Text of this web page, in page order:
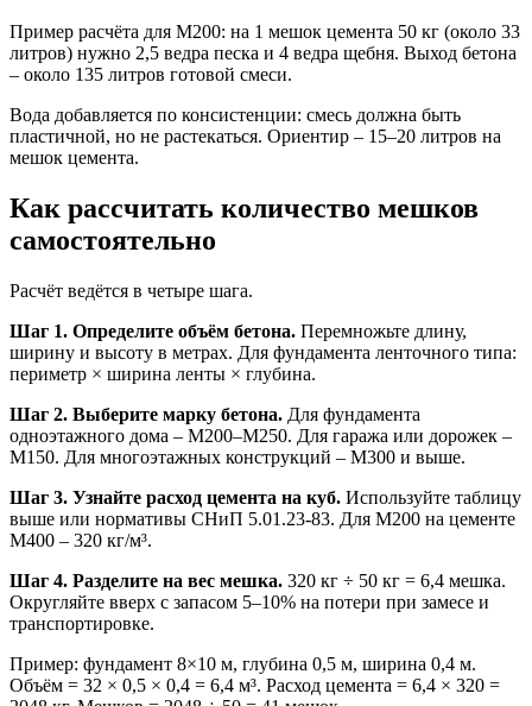
Пример расчёта для М200: на 1 мешок цемента 50 кг (около 33
литров) нужно 2,5 ведра песка и 4 ведра щебня. Выход бетона
– около 135 литров готовой смеси.
Вода добавляется по консистенции: смесь должна быть
пластичной, но не растекаться. Ориентир – 15–20 литров на
мешок цемента.
Как рассчитать количество мешков
самостоятельно
Расчёт ведётся в четыре шага.
Шаг 1. Определите объём бетона. Перемножьте длину,
ширину и высоту в метрах. Для фундамента ленточного типа:
периметр × ширина ленты × глубина.
Шаг 2. Выберите марку бетона. Для фундамента
одноэтажного дома – М200–М250. Для гаража или дорожек –
М150. Для многоэтажных конструкций – М300 и выше.
Шаг 3. Узнайте расход цемента на куб. Используйте таблицу
выше или нормативы СНиП 5.01.23-83. Для М200 на цементе
М400 – 320 кг/м³.
Шаг 4. Разделите на вес мешка. 320 кг ÷ 50 кг = 6,4 мешка.
Округляйте вверх с запасом 5–10% на потери при замесе и
транспортировке.
Пример: фундамент 8×10 м, глубина 0,5 м, ширина 0,4 м.
Объём = 32 × 0,5 × 0,4 = 6,4 м³. Расход цемента = 6,4 × 320 =